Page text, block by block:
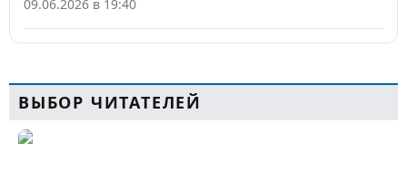
09.06.2026 в 19:40
ВЫБОР ЧИТАТЕЛЕЙ